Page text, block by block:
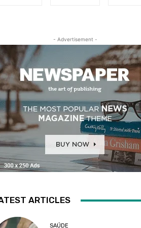
- Advertisement -
ARTICLES
SAÚDE